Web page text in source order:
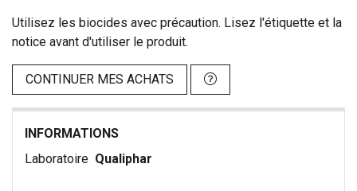
Utilisez les biocides avec précaution. Lisez l'étiquette et la
notice avant d'utiliser le produit.
CONTINUER MES ACHATS
INFORMATIONS
Laboratoire Qualiphar